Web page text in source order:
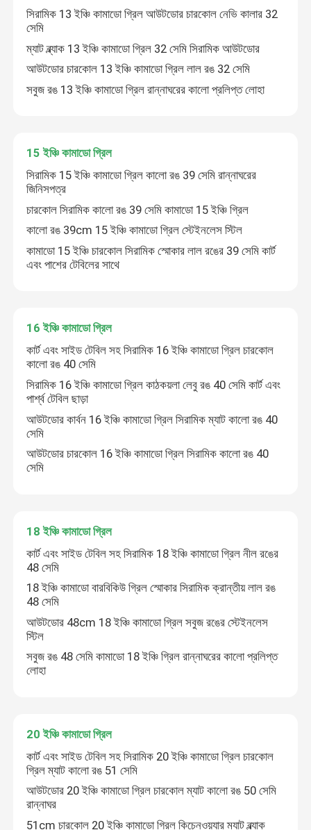
বাড়ি
পণ্য
আমাদের সম্পর্কে
সিরামিক 13 ইঞ্চি কামাডো গ্রিল আউটডোর চারকোল নেভি কালার 32
সেমি
ম্যাট ব্ল্যাক 13 ইঞ্চি কামাডো গ্রিল 32 সেমি সিরামিক আউটডোর
আউটডোর চারকোল 13 ইঞ্চি কামাডো গ্রিল লাল রঙ 32 সেমি
সবুজ রঙ 13 ইঞ্চি কামাডো গ্রিল রান্নাঘরের কালো প্রলিপ্ত লোহা
15 ইঞ্চি কামাডো গ্রিল
সিরামিক 15 ইঞ্চি কামাডো গ্রিল কালো রঙ 39 সেমি রান্নাঘরের
জিনিসপত্র
চারকোল সিরামিক কালো রঙ 39 সেমি কামাডো 15 ইঞ্চি গ্রিল
কালো রঙ 39cm 15 ইঞ্চি কামাডো গ্রিল স্টেইনলেস স্টিল
কামাডো 15 ইঞ্চি চারকোল সিরামিক স্মোকার লাল রঙের 39 সেমি কার্ট
এবং পাশের টেবিলের সাথে
16 ইঞ্চি কামাডো গ্রিল
কার্ট এবং সাইড টেবিল সহ সিরামিক 16 ইঞ্চি কামাডো গ্রিল চারকোল
কালো রঙ 40 সেমি
সিরামিক 16 ইঞ্চি কামাডো গ্রিল কাঠকয়লা লেবু রঙ 40 সেমি কার্ট এবং
পার্শ্ব টেবিল ছাড়া
আউটডোর কার্বন 16 ইঞ্চি কামাডো গ্রিল সিরামিক ম্যাট কালো রঙ 40
সেমি
আউটডোর চারকোল 16 ইঞ্চি কামাডো গ্রিল সিরামিক কালো রঙ 40
সেমি
18 ইঞ্চি কামাডো গ্রিল
কার্ট এবং সাইড টেবিল সহ সিরামিক 18 ইঞ্চি কামাডো গ্রিল নীল রঙের
48 সেমি
18 ইঞ্চি কামাডো বারবিকিউ গ্রিল স্মোকার সিরামিক ক্রান্তীয় লাল রঙ
48 সেমি
আউটডোর 48cm 18 ইঞ্চি কামাডো গ্রিল সবুজ রঙের স্টেইনলেস
স্টিল
সবুজ রঙ 48 সেমি কামাডো 18 ইঞ্চি গ্রিল রান্নাঘরের কালো প্রলিপ্ত
লোহা
20 ইঞ্চি কামাডো গ্রিল
কার্ট এবং সাইড টেবিল সহ সিরামিক 20 ইঞ্চি কামাডো গ্রিল চারকোল
গ্রিল ম্যাট কালো রঙ 51 সেমি
আউটডোর 20 ইঞ্চি কামাডো গ্রিল চারকোল ম্যাট কালো রঙ 50 সেমি
রান্নাঘর
51cm চারকোল 20 ইঞ্চি কামাডো গ্রিল কিচেনওয়্যার ম্যাট ব্ল্যাক